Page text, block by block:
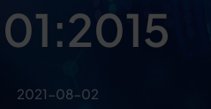
2021-08-02